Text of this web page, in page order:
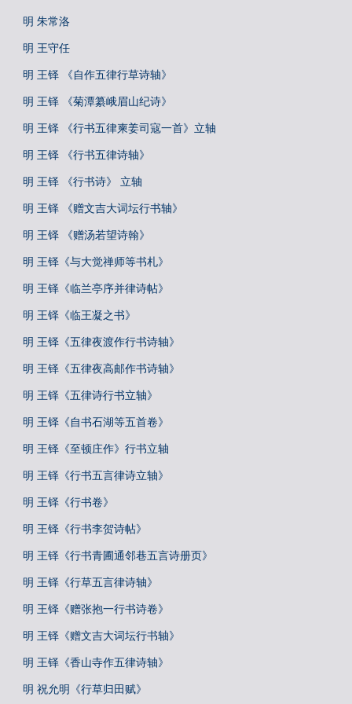
明 朱常洛
明 王守任
明 王铎 《自作五律行草诗轴》
明 王铎 《菊潭纂峨眉山纪诗》
明 王铎 《行书五律柬姜司寇一首》立轴
明 王铎 《行书五律诗轴》
明 王铎 《行书诗》 立轴
明 王铎 《赠文吉大词坛行书轴》
明 王铎 《赠汤若望诗翰》
明 王铎《与大觉禅师等书札》
明 王铎《临兰亭序并律诗帖》
明 王铎《临王凝之书》
明 王铎《五律夜渡作行书诗轴》
明 王铎《五律夜高邮作书诗轴》
明 王铎《五律诗行书立轴》
明 王铎《自书石湖等五首卷》
明 王铎《至顿庄作》行书立轴
明 王铎《行书五言律诗立轴》
明 王铎《行书卷》
明 王铎《行书李贺诗帖》
明 王铎《行书青圃通邻巷五言诗册页》
明 王铎《行草五言律诗轴》
明 王铎《赠张抱一行书诗卷》
明 王铎《赠文吉大词坛行书轴》
明 王铎《香山寺作五律诗轴》
明 祝允明《行草归田赋》